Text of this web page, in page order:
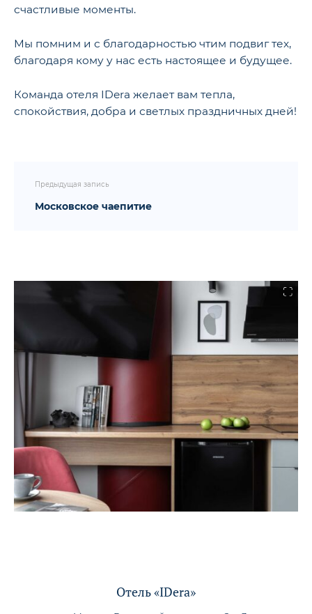
счастливые моменты.
Мы помним и с благодарностью чтим подвиг тех,
благодаря кому у нас есть настоящее и будущее.
Команда отеля IDera желает вам тепла,
спокойствия, добра и светлых праздничных дней!
Предыдущая запись
Московское чаепитие
Отель «IDera»